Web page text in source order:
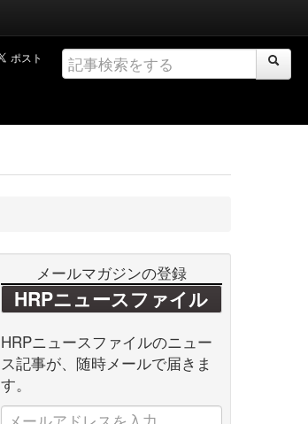
メールマガジンの登録
HRPニュースファイル
HRPニュースファイルのニュー
ス記事が、随時メールで届きま
す。